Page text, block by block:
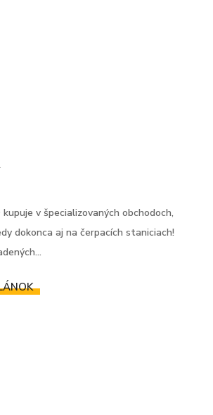
kupuje v špecializovaných obchodoch,
dokonca aj na čerpacích staniciach!